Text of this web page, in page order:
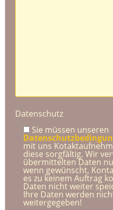
Datenschutz
Sie müssen unseren
mit uns
diese sorgfältig. Wir
übermittelten Daten
wenn gewünscht,
es zu keinem Auftrag
Daten nicht weiter
Ihre Daten werden
weitergegeben!